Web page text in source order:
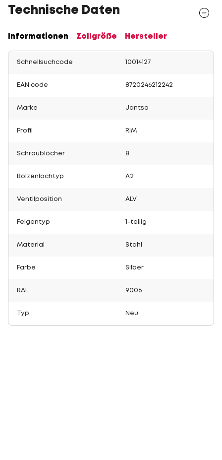
Technische Daten
Informationen Zollgröße Hersteller
Schnellsuchcode 10014127
EAN code 8720246212242
Marke Jantsa
Profil RIM
Schraublöcher 8
Bolzenlochtyp A2
Ventilposition ALV
Felgentyp 1-teilig
Material Stahl
Farbe Silber
RAL 9006
Typ Neu